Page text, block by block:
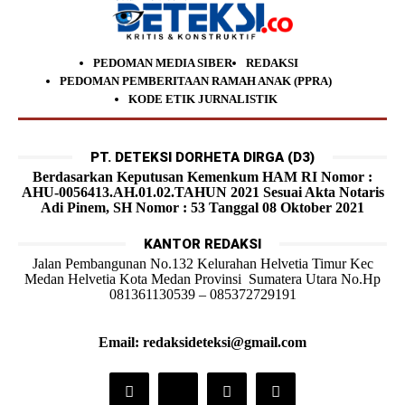
PEDOMAN MEDIA SIBER
REDAKSI
PEDOMAN PEMBERITAAN RAMAH ANAK (PPRA)
KODE ETIK JURNALISTIK
PT. DETEKSI DORHETA DIRGA (D3)
Berdasarkan Keputusan Kemenkum HAM RI Nomor :
AHU-0056413.AH.01.02.TAHUN 2021 Sesuai Akta Notaris
Adi Pinem, SH Nomor : 53 Tanggal 08 Oktober 2021
KANTOR REDAKSI
Jalan Pembangunan No.132 Kelurahan Helvetia Timur Kec
Medan Helvetia Kota Medan Provinsi Sumatera Utara No.Hp
081361130539 – 085372729191
Email: redaksideteksi@gmail.com